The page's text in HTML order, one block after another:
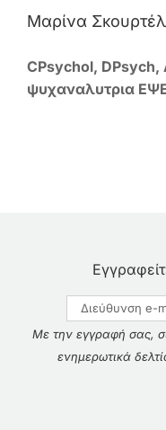
Μαρίνα
CPsychol, DPsych,
ψυχαναλυτρια
Με την εγγραφή σας,
ενημερωτικά